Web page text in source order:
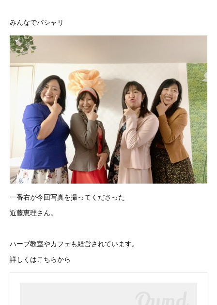
みんなでパシャリ
一番右が今回写真を撮ってくださった
近藤恵理さん。
ハーブ教室やカフェも経営されています。
詳しくはこちらから